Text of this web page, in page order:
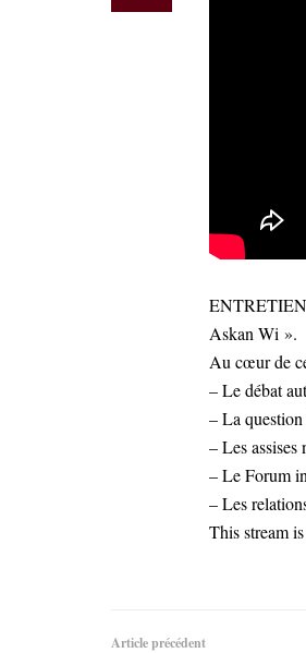
ENTRETIEN
Askan Wi ».
Au cœur de
– Le débat
– La
– Les
– Le Forum
– Les
This stream
Article précédent